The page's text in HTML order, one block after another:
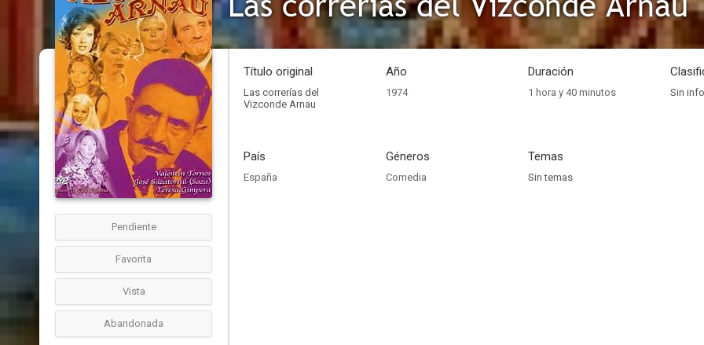
Pendiente
Favorita
Vista
Abandonada
Título original
Las correrías del
Vizconde Arnau
Año
1974
Duración
1 hora y 40 minutos Sin
País
España
Géneros
Comedia
Temas
Sin temas